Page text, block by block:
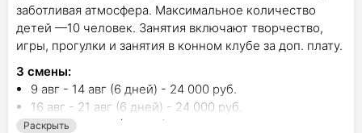
заботливая атмосфера. Максимальное количество
детей —10 человек. Занятия включают творчество,
игры, прогулки и занятия в конном клубе за доп. плату.
3 смены:
9 авг - 14 авг (6 дней) - 24 000 руб.
16 авг - 21 авг (6 дней) - 24 000 руб.
23 авг - 28 авг (6 дней) - 25 000 руб.
Раскрыть